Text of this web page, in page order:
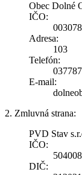
Obec Dolné
IČO:
Adresa:
103
Telefón:
E-mail:
2. Zmluvná strana:
PVD Stav
IČO:
DIČ: